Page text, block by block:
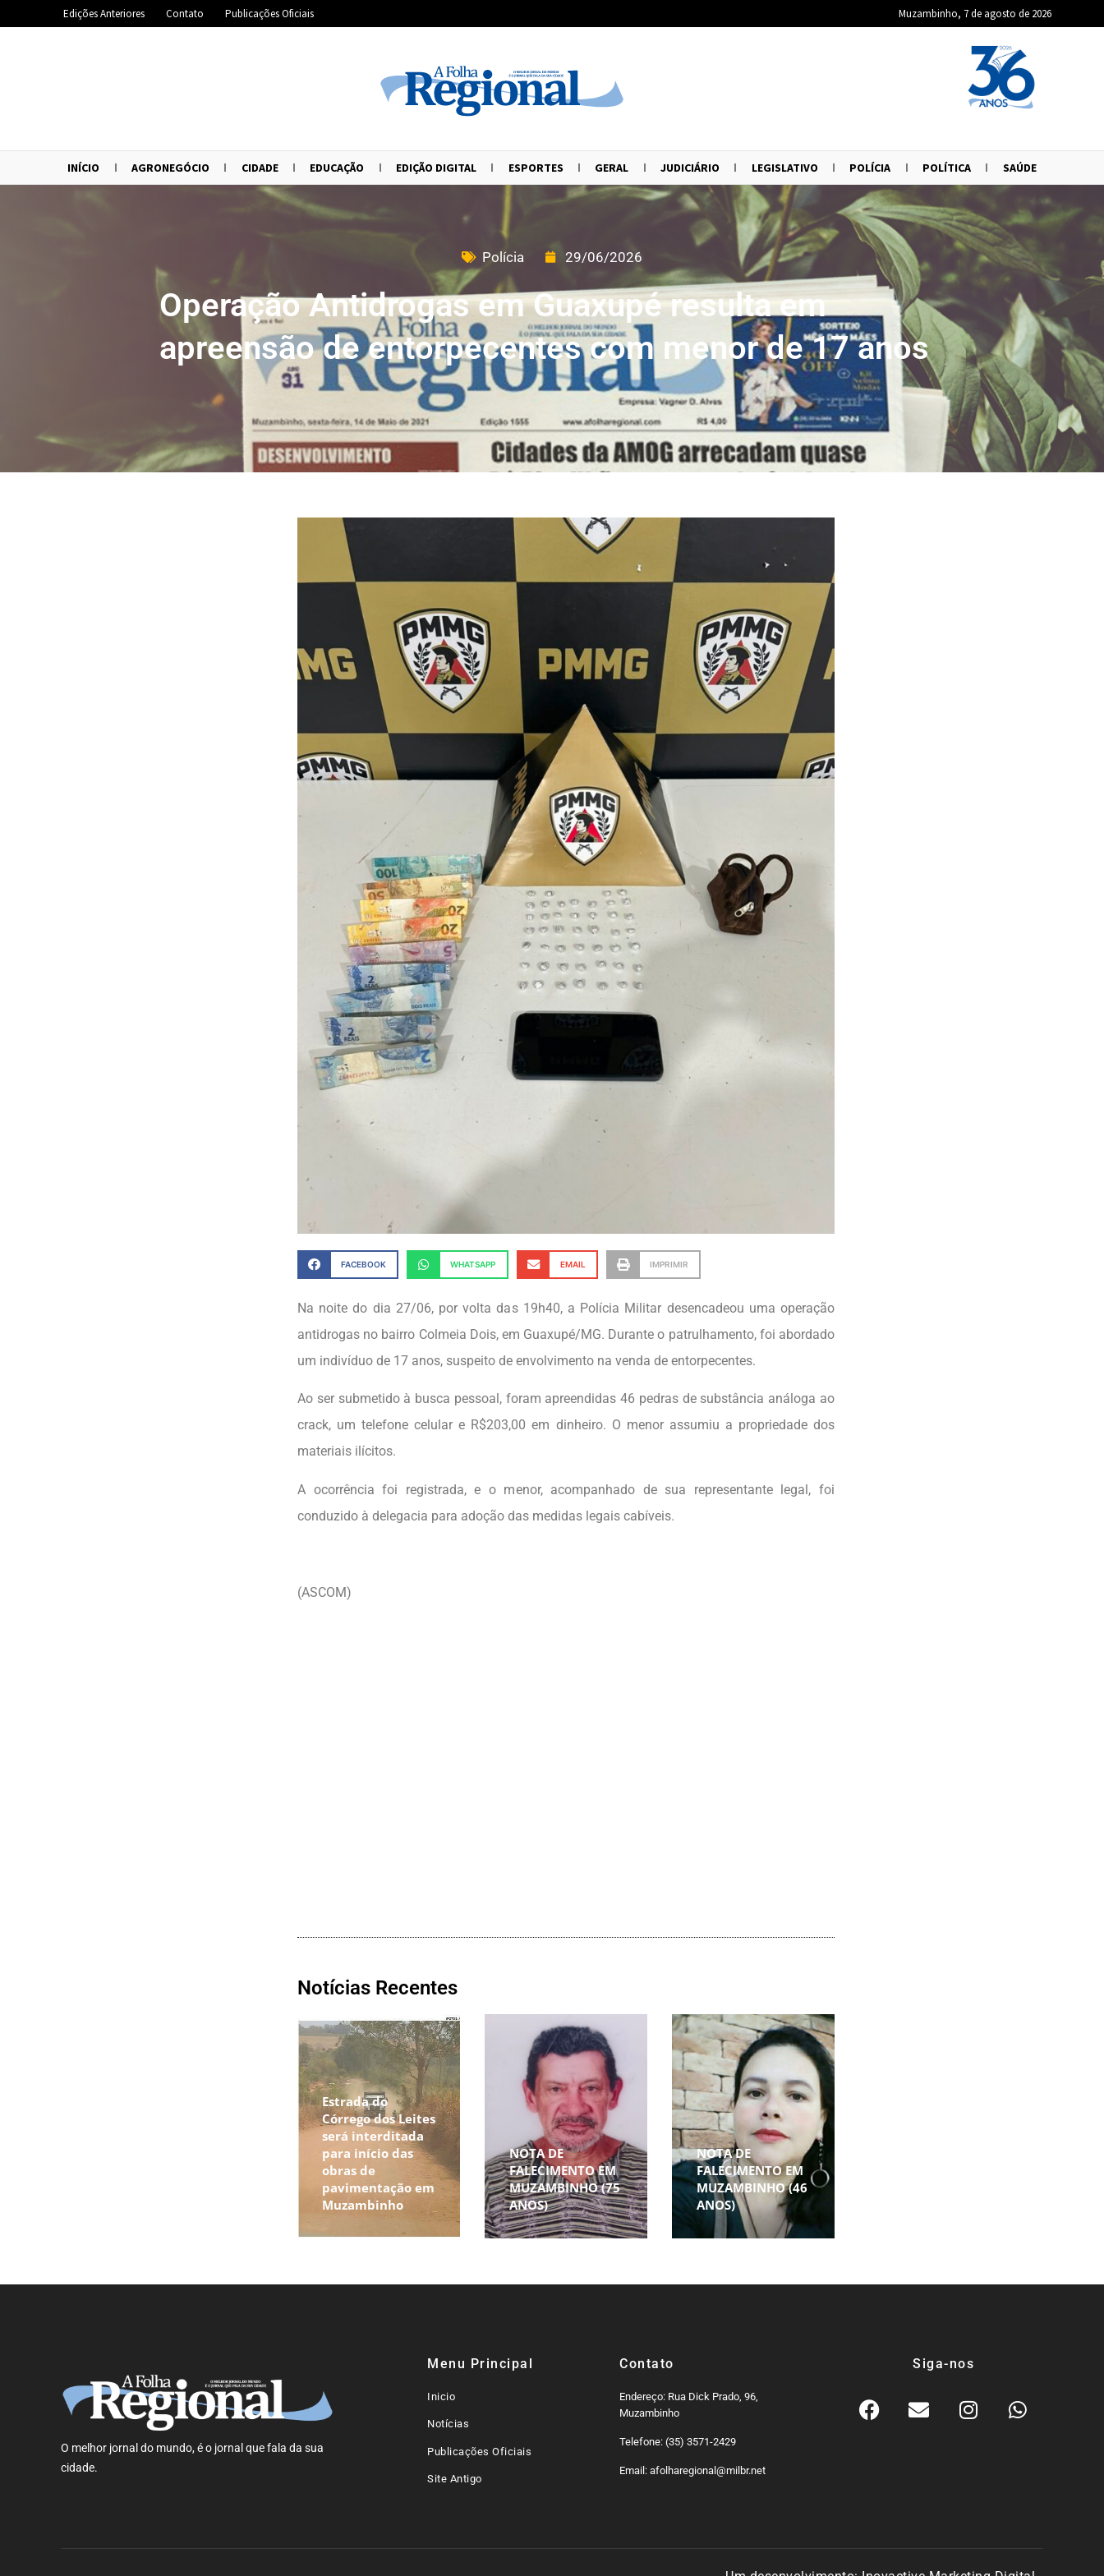
Edições Anteriores Contato Publicações Oficiais Muzambinho, 7 de agosto de 2026
INÍCIO AGRONEGÓCIO CIDADE EDUCAÇÃO EDIÇÃO DIGITAL ESPORTES GERAL JUDICIÁRIO LEGISLATIVO POLÍCIA POLÍTICA SAÚDE
Polícia 29/06/2026
Operação Antidrogas em Guaxupé resulta em
apreensão de entorpecentes com menor de 17 anos
FACEBOOK WHATSAPP EMAIL IMPRIMIR
Na noite do dia 27/06, por volta das 19h40, a Polícia Militar desencadeou uma operação
antidrogas no bairro Colmeia Dois, em Guaxupé/MG. Durante o patrulhamento, foi abordado
um indivíduo de 17 anos, suspeito de envolvimento na venda de entorpecentes.
Ao ser submetido à busca pessoal, foram apreendidas 46 pedras de substância análoga ao
crack, um telefone celular e R$203,00 em dinheiro. O menor assumiu a propriedade dos
materiais ilícitos.
A ocorrência foi registrada, e o menor, acompanhado de sua representante legal, foi
conduzido à delegacia para adoção das medidas legais cabíveis.
(ASCOM)
Notícias Recentes
Estrada do
Córrego dos Leites
será interditada
para início das
obras de
pavimentação em
Muzambinho
NOTA DE
FALECIMENTO EM
MUZAMBINHO (75
ANOS)
NOTA DE
FALECIMENTO EM
MUZAMBINHO (46
ANOS)
O melhor jornal do mundo, é o jornal que fala da sua
cidade.
Menu Principal
Inicio
Notícias
Publicações Oficiais
Site Antigo
Contato
Endereço: Rua Dick Prado, 96,
Muzambinho
Telefone: (35) 3571-2429
Email: afolharegional@milbr.net
Siga-nos